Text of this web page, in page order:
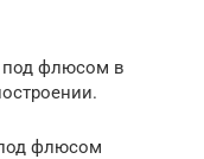
под флюсом в
флюсом